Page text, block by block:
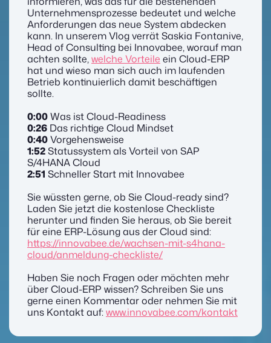
Unternehmensprozesse bedeutet und welche
Anforderungen das neue System abdecken
kann. In unserem Vlog verrät Saskia Fontanive,
Head of Consulting bei Innovabee, worauf man
achten sollte,welche Vorteile ein Cloud-ERP
hat und wieso man sich auch im laufenden
Betrieb kontinuierlich damit beschäftigen
sollte.
0:00Was ist Cloud-Readiness
0:26 Das richtige Cloud Mindset
0:40Vorgehensweise
1:52Statussystem als Vorteil von SAP
S/4HANA Cloud
2:51 Schneller Start mit Innovabee
Sie wüssten gerne, ob Sie Cloud-ready sind?
Laden Sie jetzt die kostenlose Checkliste
herunter und finden Sie heraus, ob Sie bereit
für eine ERP-Lösung aus der Cloud sind:
https://innovabee.de/wachsen-mit-s4hana-
cloud/anmeldung-checkliste/
Haben Sie noch Fragen oder möchten mehr
über Cloud-ERP wissen? Schreiben Sie uns
gerne einen Kommentar oder nehmen Sie mit
uns Kontakt auf:www.innovabee.com/kontakt